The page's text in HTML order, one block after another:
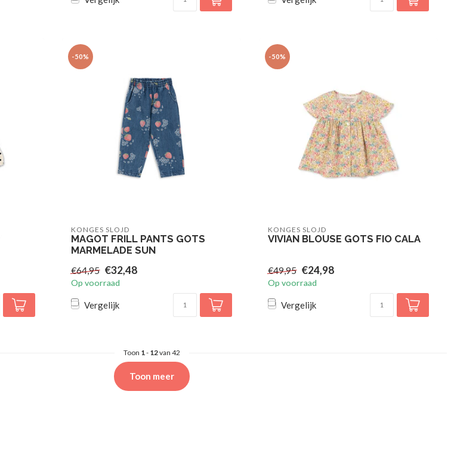
-50%
KONGES SLOJD
MAGOT FRILL PANTS GOTS
MARMELADE SUN
€64,95 €32,48
Op voorraad
Vergelijk
-50%
KONGES SLOJD
VIVIAN BLOUSE GOTS FIO CALA
€49,95 €24,98
Op voorraad
Vergelijk
Toon 1- 12van 42
Toon meer